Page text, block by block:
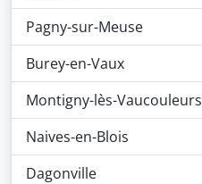
Pagny-sur-Meuse
Burey-en-Vaux
Montigny-lès-Vaucouleurs
Naives-en-Blois
Dagonville